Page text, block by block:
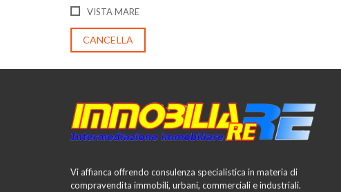
VISTA MARE
CANCELLA
Vi affianca offrendo consulenza specialistica in materia di
compravendita immobili, urbani, commerciali e industriali.